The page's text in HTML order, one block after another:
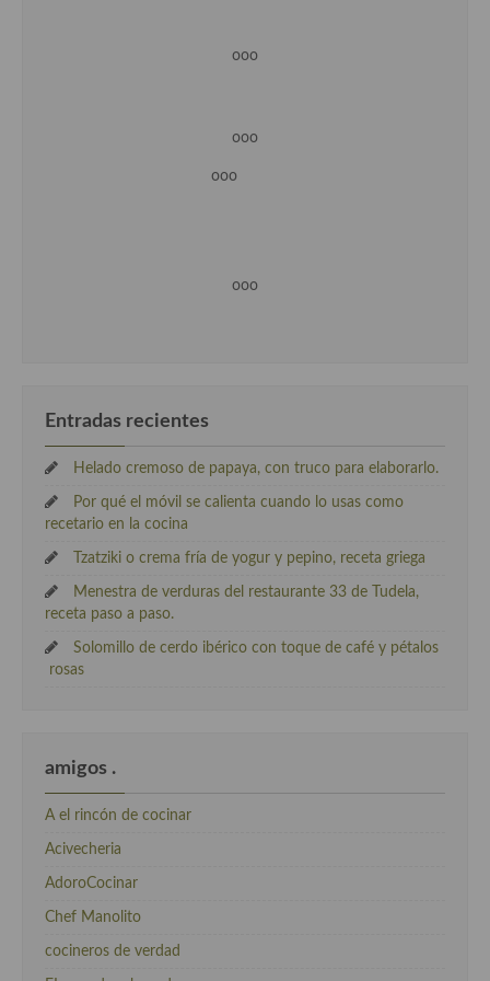
ooo
ooo
ooo
ooo
Entradas recientes
Helado cremoso de papaya, con truco para elaborarlo.
Por qué el móvil se calienta cuando lo usas como
recetario en la cocina
Tzatziki o crema fría de yogur y pepino, receta griega
Menestra de verduras del restaurante 33 de Tudela,
receta paso a paso.
Solomillo de cerdo ibérico con toque de café y pétalos
rosas
amigos .
A el rincón de cocinar
Acivecheria
AdoroCocinar
Chef Manolito
cocineros de verdad